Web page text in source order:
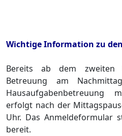
Wichtige Information zu
Bereits ab dem zweiten
Betreuung am
Hausaufgabenbetreuung
erfolgt nach der
Uhr. Das Anmeldeformular
bereit.